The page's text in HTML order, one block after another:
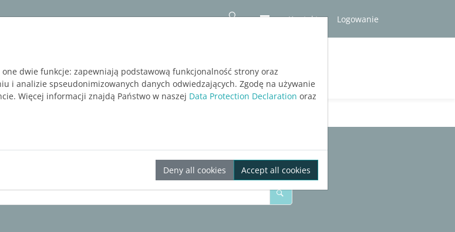
Kontakt
Logowanie
Blog BEZPŁATNA WERSJA PRÓBNA
dwie funkcje: zapewniają podstawową funkcjonalność strony oraz
i analizie spseudonimizowanych danych odwiedzających. Zgodę na używanie
Więcej informacji znajdą Państwo w naszej Data Protection Declaration oraz
Deny all cookies Accept all cookies